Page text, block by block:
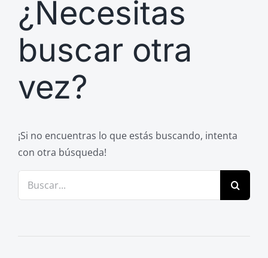
Previos de ópera
Entrevistas
Recomendación
Cosas de Beckmesser
Nosotros y privacidad
¿Necesitas
buscar otra
vez?
¡Si no encuentras lo que estás buscando, intenta
con otra búsqueda!
Buscar: